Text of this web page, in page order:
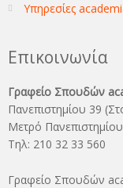
Υπηρεσίες
Επικοινωνία
Γραφείο Σπουδών
Πανεπιστημίου 39
Μετρό Πανεπιστημίου
Τηλ: 210 32 33 560
Γραφείο Σπουδών